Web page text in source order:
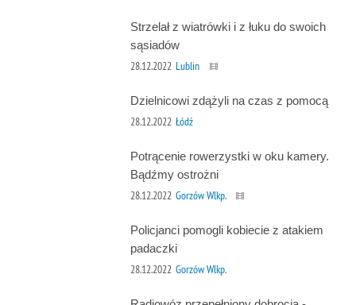
Strzelał z wiatrówki i z łuku do swoich
sąsiadów
28.12.2022 Lublin
Dzielnicowi zdążyli na czas z pomocą
28.12.2022 Łódź
Potrącenie rowerzystki w oku kamery.
Bądźmy ostrożni
28.12.2022 Gorzów Wlkp.
Policjanci pomogli kobiecie z atakiem
padaczki
28.12.2022 Gorzów Wlkp.